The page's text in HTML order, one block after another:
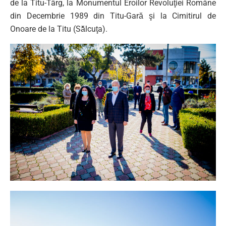
de la Titu-Târg, la Monumentul Eroilor Revoluţiei Române
din Decembrie 1989 din Titu-Gară şi la Cimitirul de
Onoare de la Titu (Să̆lcuţa).